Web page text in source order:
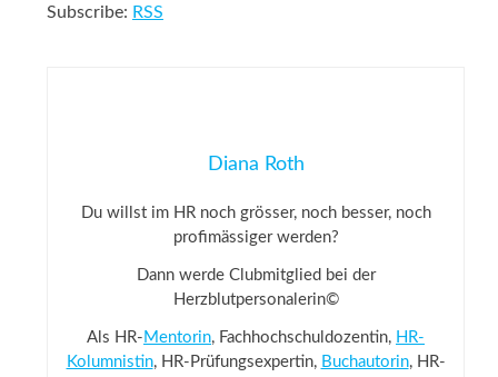
Subscribe: RSS
Diana Roth
Du willst im HR noch grösser, noch besser, noch
profimässiger werden?
Dann werde Clubmitglied bei der
Herzblutpersonalerin©
Als HR- Mentorin, Fachhochschuldozentin, HR-
Kolumnistin, HR-Prüfungsexpertin, Buchautorin, HR-